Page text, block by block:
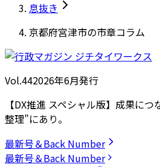
息抜き
京都府宮津市の市章コラム
Vol.442026年6月発行
【DX推進 スペシャル版】成果に
整理”にあり。
最新号＆Back Number
最新号＆Back Number